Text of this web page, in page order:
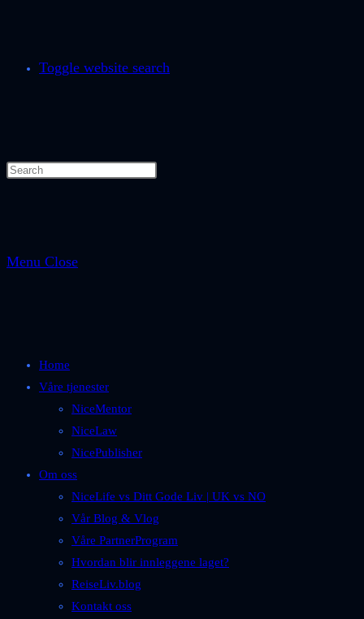
Toggle website search
Menu Close
Home
Våre tjenester
NiceMentor
NiceLaw
NicePublisher
Om oss
NiceLife vs Ditt Gode Liv | UK vs NO
Vår Blog & Vlog
Våre PartnerProgram
Hvordan blir innleggene laget?
ReiseLiv.blog
Kontakt oss